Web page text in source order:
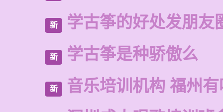
新 学古筝的好处发朋友
新 学古筝是种骄傲么
新
音乐培训机构 福州